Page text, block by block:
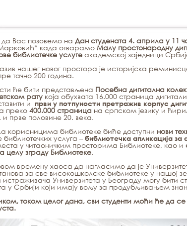
да Вас позовемо на Дан студената 4. априла у 11
када отварамо Малу простонародну
библиотечке услугеакадемској заједници
нашег новог простора је историјска
тачно 200 година.
ће бити представљена Посебна дигитална
ратукоја обухвата 16.000 страница
и први у потпуности претражив корпус
преко 400.000 страница на српском језику и
и прве половине 20. века.
корисницима библиотеке биће доступни нови
услуга – библиотечка апликација
у читаоничким просторима Библиотеке, као и
целу зграду Библиотеке.
времену хаоса да нагласимо да је
за све високошколске библиотеке у нашој
истраживача Универзитета у Београду могу бити
у Србији који имају вољу за продубљивањем
током целог дана, сви студенти моћи ће да се